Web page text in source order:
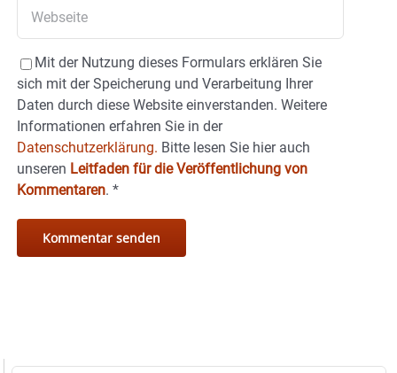
Mit der Nutzung dieses Formulars erklären Sie
sich mit der Speicherung und Verarbeitung Ihrer
Daten durch diese Website einverstanden. Weitere
Informationen erfahren Sie in der
Datenschutzerklärung. Bitte lesen Sie hier auch
unseren Leitfaden für die Veröffentlichung von
Kommentaren. *